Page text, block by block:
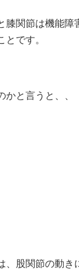
膝関節は機能障
とです。
かと言うと、、
、股関節の動き